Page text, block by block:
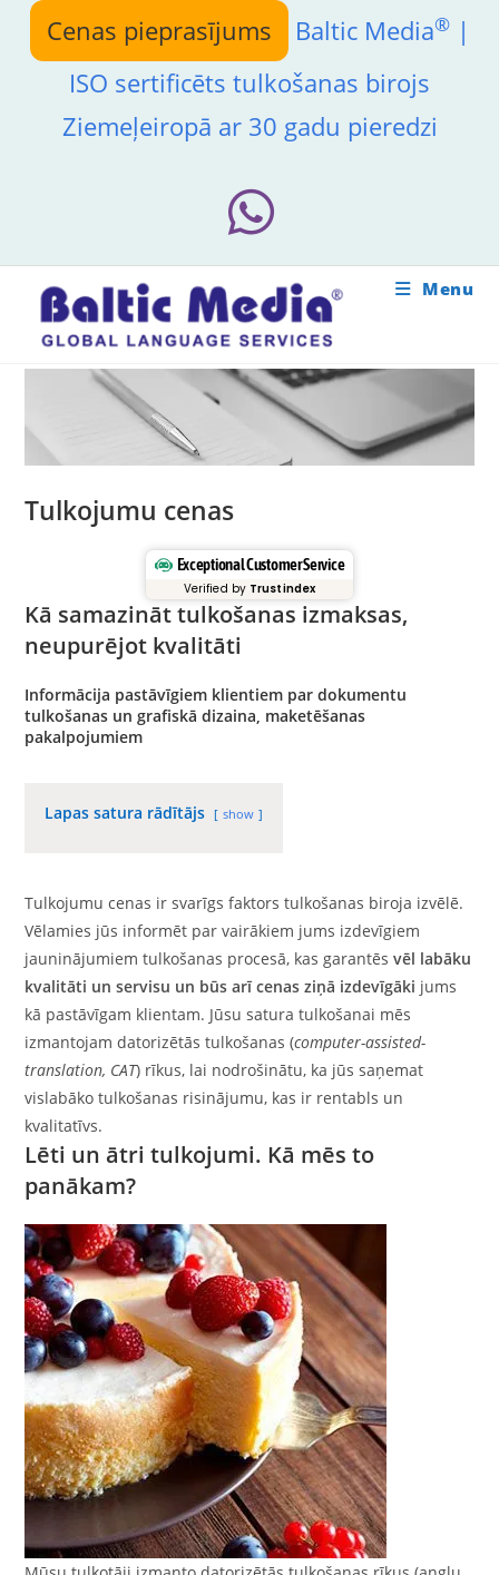
content
Cenas pieprasījums Baltic Media®|
ISO sertificēts tulkošanas birojs
Ziemeļeiropā ar 30 gadu pieredzi
Menu
Tulkojumu cenas
Exceptional Customer Service
Verified by Trustindex
Kā samazināt tulkošanas izmaksas,
neupurējot kvalitāti
Informācija pastāvīgiem klientiem par dokumentu
tulkošanas un grafiskā dizaina, maketēšanas
pakalpojumiem
Lapas satura rādītājs show
Tulkojumu cenas ir svarīgs faktors tulkošanas biroja izvēlē.
Vēlamies jūs informēt par vairākiem jums izdevīgiem
jauninājumiem tulkošanas procesā, kas garantēsvēl labāku
kvalitāti un servisu un būs arī cenas ziņā izdevīgāki jums
kā pastāvīgam klientam. Jūsu satura tulkošanai mēs
izmantojam datorizētās tulkošanas (computer-assisted-
translation, CAT) rīkus, lai nodrošinātu, ka jūs saņemat
vislabāko tulkošanas risinājumu, kas ir rentabls un
kvalitatīvs.
Lēti un ātri tulkojumi. Kā mēs to
panākam?